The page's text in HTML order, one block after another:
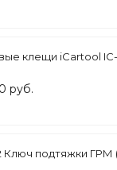
клещи iCartool
руб.
Ключ подтяжки ГРМ